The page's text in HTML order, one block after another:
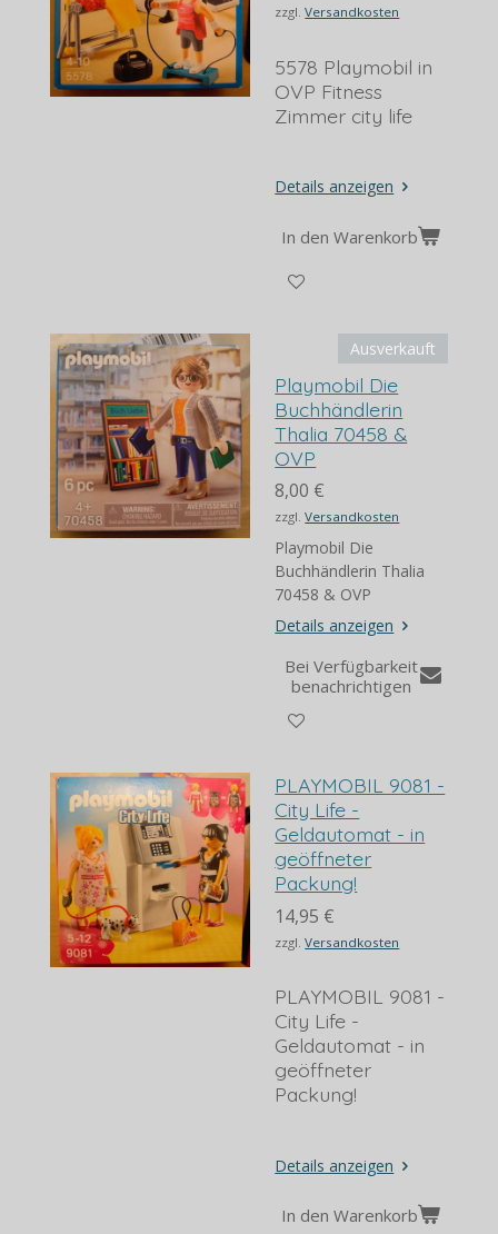
zzgl.Versandkosten
5578 Playmobil in
OVP Fitness
Zimmer city life
Details anzeigen
In den Warenkorb
Ausverkauft
Playmobil Die
Buchhändlerin
Thalia 70458 &
OVP
8,00 €
zzgl.Versandkosten
Playmobil Die
Buchhändlerin Thalia
70458 & OVP
Details anzeigen
Bei Verfügbarkeit
benachrichtigen
PLAYMOBIL 9081 -
City Life -
Geldautomat - in
geöffneter
Packung!
14,95 €
zzgl.Versandkosten
PLAYMOBIL 9081 -
City Life -
Geldautomat - in
geöffneter
Packung!
Details anzeigen
In den Warenkorb